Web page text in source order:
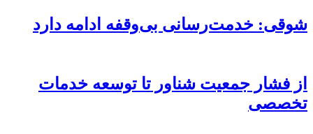
شوقی: خدمت‌رسانی بی‌وقفه ادامه دارد
از فشار جمعیت شناور تا توسعه خدمات
تخصصی